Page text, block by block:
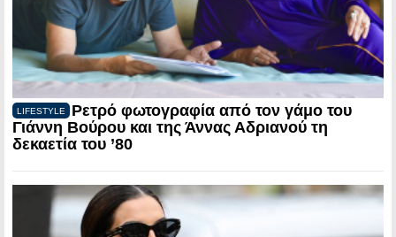
LIFESTYLE
Ρετρό φωτογραφία από τον γάμο του
Γιάννη Βούρου και της Άννας Αδριανού τη
δεκαετία του ’80